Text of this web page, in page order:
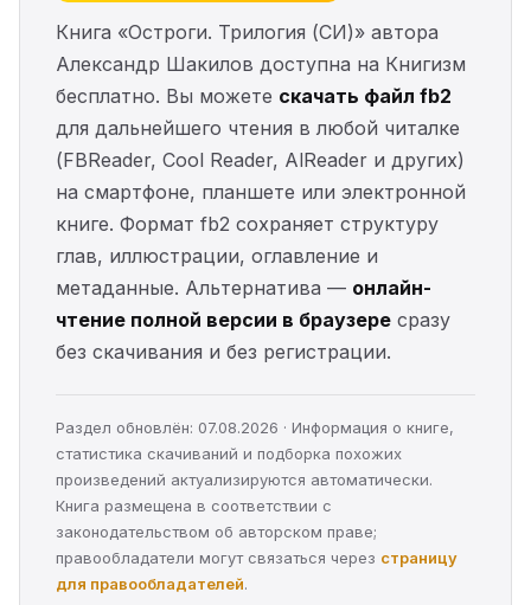
Книга «Остроги. Трилогия (СИ)» автора
Александр Шакилов доступна на Книгизм
бесплатно. Вы можете скачать файл fb2
для дальнейшего чтения в любой читалке
(FBReader, Cool Reader, AlReader и других)
на смартфоне, планшете или электронной
книге. Формат fb2 сохраняет структуру
глав, иллюстрации, оглавление и
метаданные. Альтернатива — онлайн-
чтение полной версии в браузере сразу
без скачивания и без регистрации.
Раздел обновлён: 07.08.2026 · Информация о книге,
статистика скачиваний и подборка похожих
произведений актуализируются автоматически.
Книга размещена в соответствии с
законодательством об авторском праве;
правообладатели могут связаться через страницу
для правообладателей.